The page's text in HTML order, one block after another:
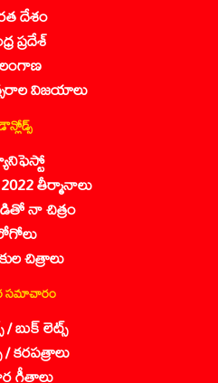
దేశం
ప్రదేశ్
విజయాలు
తీర్మానాలు
నా చిత్రం
చిత్రాలు
సమాచారం
/ బుక్ లెట్స్
కరపత్రాలు
గీతాలు